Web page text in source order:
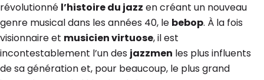
révolutionné l’histoire du jazz en créant un nouveau
genre musical dans les années 40, le bebop. À la fois
visionnaire et musicien virtuose, il est
incontestablement l’un des jazzmen les plus influents
de sa génération et, pour beaucoup, le plus grand